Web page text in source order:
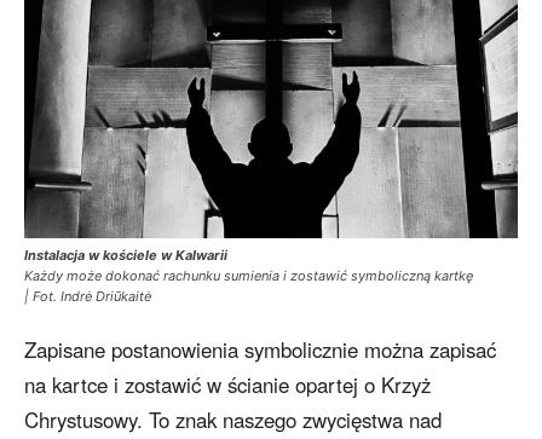
Instalacja w kościele w Kalwarii
Każdy może dokonać rachunku sumienia i zostawić symboliczną kartkę
| Fot. Indrė Driūkaitė
Zapisane postanowienia symbolicznie można zapisać
na kartce i zostawić w ścianie opartej o Krzyż
Chrystusowy. To znak naszego zwycięstwa nad